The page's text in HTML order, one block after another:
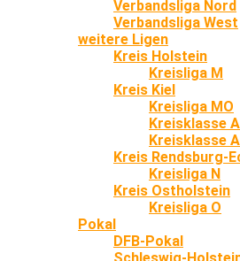
Verbandsliga Nord
Verbandsliga West
weitere Ligen
Kreis Holstein
Kreisliga M
Kreis Kiel
Kreisliga MO
Kreisklasse
Kreisklasse
Kreis Rendsburg-
Kreisliga N
Kreis Ostholstein
Kreisliga O
Pokal
DFB-Pokal
Schleswig-